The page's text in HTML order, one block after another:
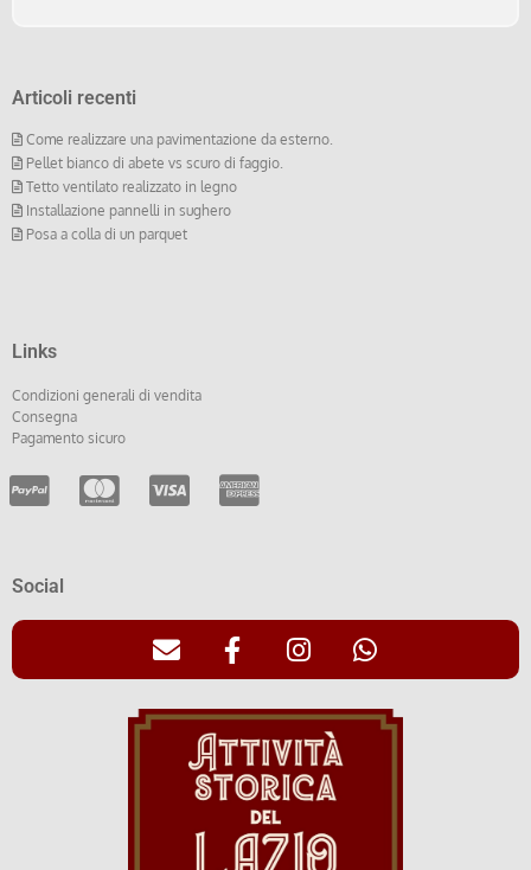
Articoli recenti
Come realizzare una pavimentazione da esterno.
Pellet bianco di abete vs scuro di faggio.
Tetto ventilato realizzato in legno
Installazione pannelli in sughero
Posa a colla di un parquet
Links
Condizioni generali di vendita
Consegna
Pagamento sicuro
Social